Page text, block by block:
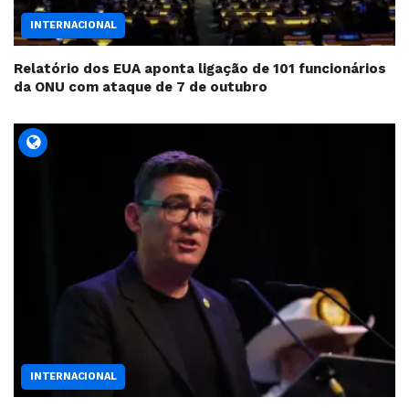
INTERNACIONAL
Relatório dos EUA aponta ligação de 101 funcionários
da ONU com ataque de 7 de outubro
INTERNACIONAL